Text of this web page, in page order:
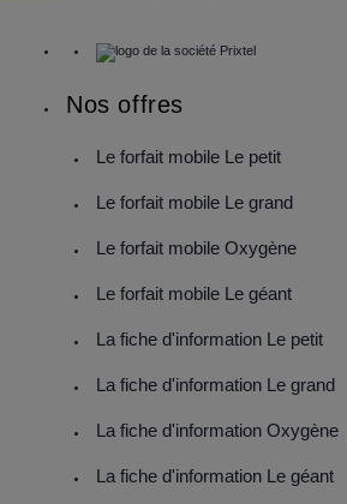
Nos offres
Le forfait mobile Le petit
Le forfait mobile Le grand
Le forfait mobile Oxygène
Le forfait mobile Le géant
La fiche d'information Le petit
La fiche d'information Le grand
La fiche d'information Oxygène
La fiche d'information Le géant